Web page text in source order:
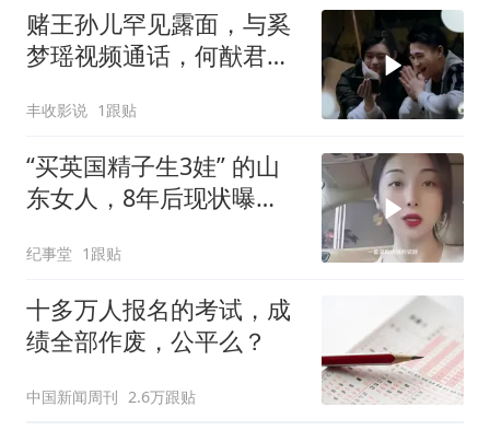
赌王孙儿罕见露面，与奚
梦瑶视频通话，何猷君隔
丰收影说 1跟贴
“买英国精子生3娃” 的山
东女人，8年后现状曝
纪事堂 1跟贴
十多万人报名的考试，成
绩全部作废，公平么？
中国新闻周刊 2.6万跟贴